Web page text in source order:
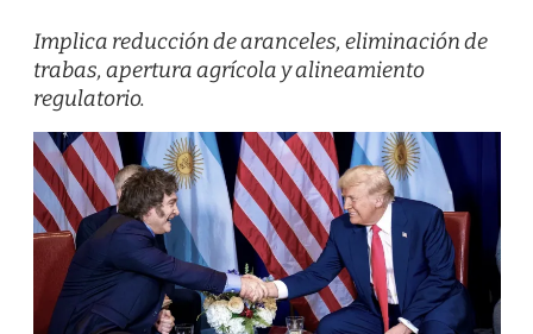
Implica reducción de aranceles, eliminación de
trabas, apertura agrícola y alineamiento
regulatorio.